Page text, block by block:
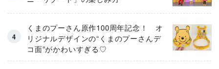
くまのプーさん原作100周年記念！ オ
リジナルデザインの“くまのプーさんデ
コ面”がかわいすぎる♡